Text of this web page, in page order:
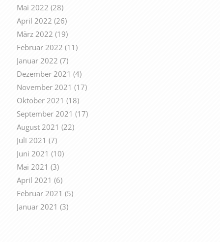
Mai 2022 (28)
April 2022 (26)
März 2022 (19)
Februar 2022 (11)
Januar 2022 (7)
Dezember 2021 (4)
November 2021 (17)
Oktober 2021 (18)
September 2021 (17)
August 2021 (22)
Juli 2021 (7)
Juni 2021 (10)
Mai 2021 (3)
April 2021 (6)
Februar 2021 (5)
Januar 2021 (3)